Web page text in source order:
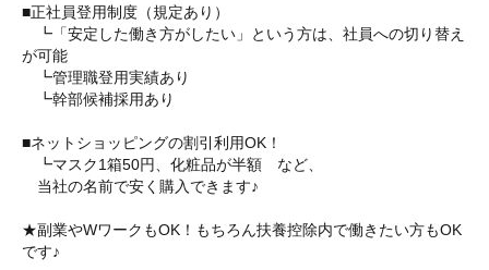
■正社員登用制度（規定あり）
┗「安定した働き方がしたい」という方は、社員への切り替え
が可能
┗管理職登用実績あり
┗幹部候補採用あり
■ネットショッピングの割引利用OK！
┗マスク1箱50円、化粧品が半額 など、
当社の名前で安く購入できます♪
★副業やWワークもOK！もちろん扶養控除内で働きたい方もOK
です♪